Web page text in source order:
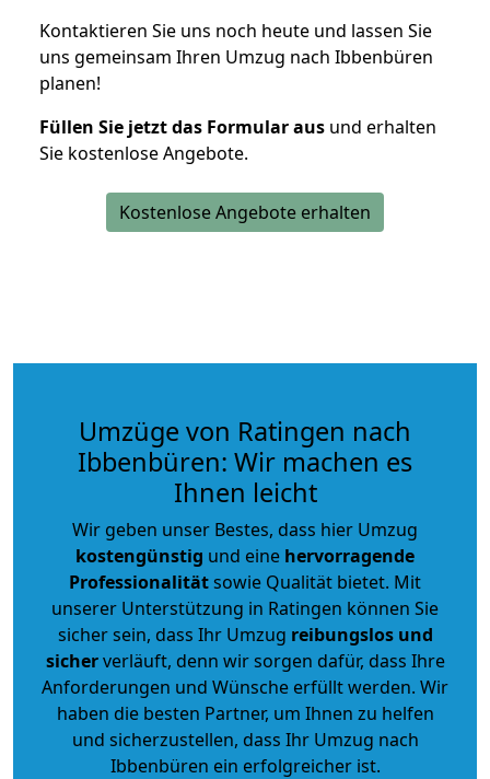
Kontaktieren Sie uns noch heute und lassen Sie
uns gemeinsam Ihren Umzug nach Ibbenbüren
planen!
Füllen Sie jetzt das Formular aus und erhalten
Sie kostenlose Angebote.
Kostenlose Angebote erhalten
Umzüge von Ratingen nach
Ibbenbüren: Wir machen es
Ihnen leicht
Wir geben unser Bestes, dass hier Umzug
kostengünstig und eine hervorragende
Professionalitätsowie Qualität bietet. Mit
unserer Unterstützung in Ratingen können Sie
sicher sein, dass Ihr Umzug reibungslos und
sicherverläuft, denn wir sorgen dafür, dass Ihre
Anforderungen und Wünsche erfüllt werden. Wir
haben die besten Partner, um Ihnen zu helfen
und sicherzustellen, dass Ihr Umzug nach
Ibbenbüren ein erfolgreicher ist.